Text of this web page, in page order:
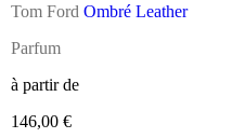
Tom Ford Ombré Leather
Parfum
à partir de
146,00 €